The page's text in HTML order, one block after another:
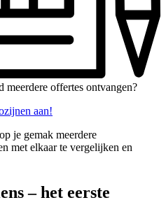
offertes ontvangen?
aan!
je gemak meerdere
met elkaar te vergelijken en
– het eerste